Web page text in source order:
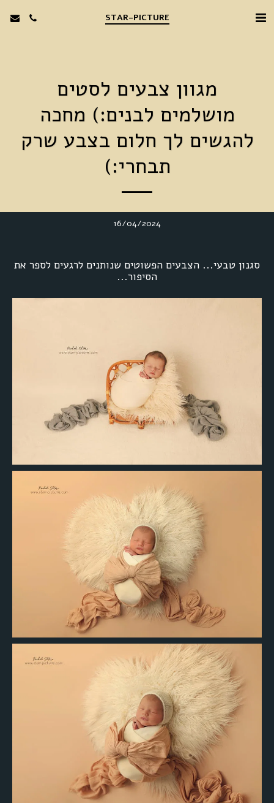
STAR-PICTURE
מגוון צבעים לסטים
מושלמים לבנים:) מחכה
להגשים לך חלום בצבע שרק
תבחרי:)
16/04/2024
סגנון טבעי... הצבעים הפשוטים שנותנים לרגעים לספר את
הסיפור...